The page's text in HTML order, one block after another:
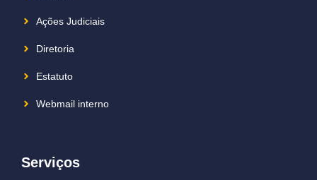
Ações Judiciais
Diretoria
Estatuto
Webmail interno
Serviços